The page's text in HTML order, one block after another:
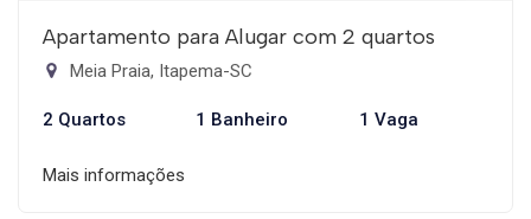
Apartamento para Alugar com 2 quartos
Meia Praia, Itapema-SC
2 Quartos 1 Banheiro 1 Vaga
Mais informações